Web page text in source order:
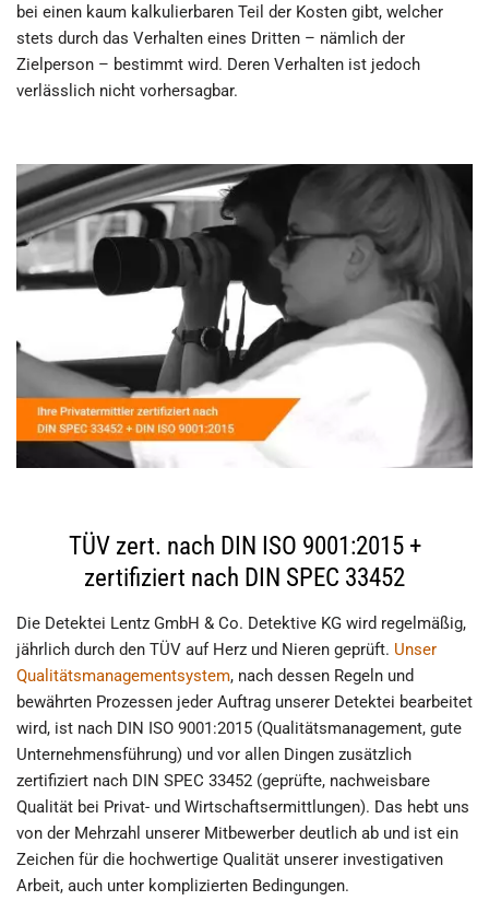
bei einen kaum kalkulierbaren Teil der Kosten gibt, welcher
stets durch das Verhalten eines Dritten – nämlich der
Zielperson – bestimmt wird. Deren Verhalten ist jedoch
verlässlich nicht vorhersagbar.
TÜV zert. nach DIN ISO 9001:2015 +
zertifiziert nach DIN SPEC 33452
Die Detektei Lentz GmbH & Co. Detektive KG wird regelmäßig,
jährlich durch den TÜV auf Herz und Nieren geprüft. Unser
Qualitätsmanagementsystem, nach dessen Regeln und
bewährten Prozessen jeder Auftrag unserer Detektei bearbeitet
wird, ist nach DIN ISO 9001:2015 (Qualitätsmanagement, gute
Unternehmensführung) und vor allen Dingen zusätzlich
zertifiziert nach DIN SPEC 33452 (geprüfte, nachweisbare
Qualität bei Privat- und Wirtschaftsermittlungen). Das hebt uns
von der Mehrzahl unserer Mitbewerber deutlich ab und ist ein
Zeichen für die hochwertige Qualität unserer investigativen
Arbeit, auch unter komplizierten Bedingungen.